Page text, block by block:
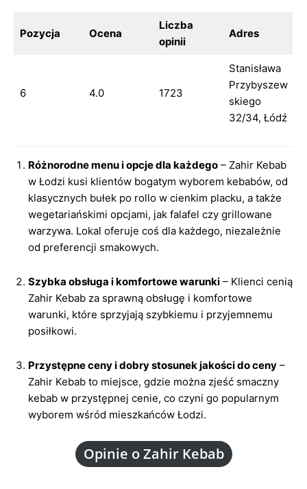
Pozycja Ocena
Liczba
opinii
Adres
6 4.0 1723
Stanisława
Przybyszew
skiego
32/34, Łódź
Różnorodne menu i opcje dla każdego – Zahir Kebab
w Łodzi kusi klientów bogatym wyborem kebabów, od
klasycznych bułek po rollo w cienkim placku, a także
wegetariańskimi opcjami, jak falafel czy grillowane
warzywa. Lokal oferuje coś dla każdego, niezależnie
od preferencji smakowych.
Szybka obsługa i komfortowe warunki – Klienci cenią
Zahir Kebab za sprawną obsługę i komfortowe
warunki, które sprzyjają szybkiemu i przyjemnemu
posiłkowi.
Przystępne ceny i dobry stosunek jakości do ceny –
Zahir Kebab to miejsce, gdzie można zjeść smaczny
kebab w przystępnej cenie, co czyni go popularnym
wyborem wśród mieszkańców Łodzi.
Opinie o Zahir Kebab